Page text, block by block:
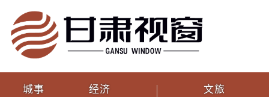
城事
经济
文旅